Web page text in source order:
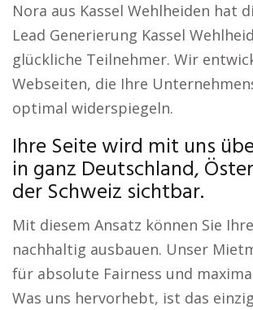
Nora aus Kassel Wehlheiden hat
Lead Generierung Kassel
glückliche Teilnehmer. Wir
Webseiten, die Ihre
optimal widerspiegeln.
Ihre Seite wird mit uns
in ganz Deutschland,
der Schweiz sichtbar.
Mit diesem Ansatz können Sie
nachhaltig ausbauen. Unser
für absolute Fairness und
Was uns hervorhebt, ist das